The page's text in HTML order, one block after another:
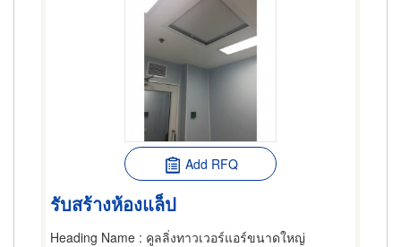
Add RFQ
รับสร้างห้องแล็ป
Heading Name : คูลลิ่งทาวเวอร์แอร์ขนาดใหญ่